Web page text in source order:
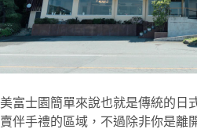
美富士園簡單來說也就是傳統的日
賣伴手禮的區域，不過除非你是離